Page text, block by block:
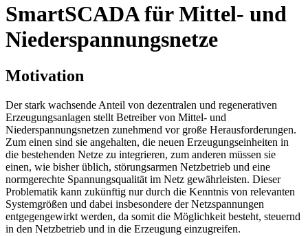
SmartSCADA für Mittel- und
Niederspannungsnetze
Motivation
Der stark wachsende Anteil von dezentralen und regenerativen
Erzeugungsanlagen stellt Betreiber von Mittel- und
Niederspannungsnetzen zunehmend vor große Herausforderungen.
Zum einen sind sie angehalten, die neuen Erzeugungseinheiten in
die bestehenden Netze zu integrieren, zum anderen müssen sie
einen, wie bisher üblich, störungsarmen Netzbetrieb und eine
normgerechte Spannungsqualität im Netz gewährleisten. Dieser
Problematik kann zukünftig nur durch die Kenntnis von relevanten
Systemgrößen und dabei insbesondere der Netzspannungen
entgegengewirkt werden, da somit die Möglichkeit besteht, steuernd
in den Netzbetrieb und in die Erzeugung einzugreifen.